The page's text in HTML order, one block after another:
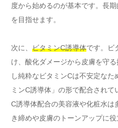
度から始めるのが基本です。長
を目指せます。
次に、 ビタミンC誘導体です。ビ
け、酸化ダメージから皮膚を守
し純粋なビタミンCは不安定な
ミンC誘導体」の形で配合され
C誘導体配合の美容液や化粧水は
き締めや皮膚のトーンアップに役